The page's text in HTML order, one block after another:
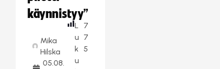
käynnistyy”
Mika
Hilska
05.08.
L
u
k
u
7
7
5